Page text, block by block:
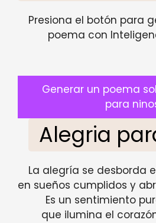
Presiona el botón para
poema con
Generar un poema
para
Alegria
La alegría se desborda
en sueños cumplidos y
Es un sentimiento
que ilumina el